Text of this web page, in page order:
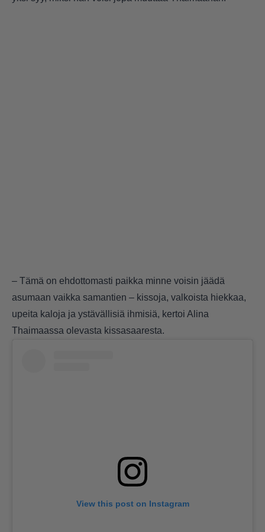
– Tämä on ehdottomasti paikka minne voisin jäädä
asumaan vaikka samantien – kissoja, valkoista hiekkaa,
upeita kaloja ja ystävällisiä ihmisiä, kertoi Alina
Thaimaassa olevasta kissasaaresta.
View this post on Instagram